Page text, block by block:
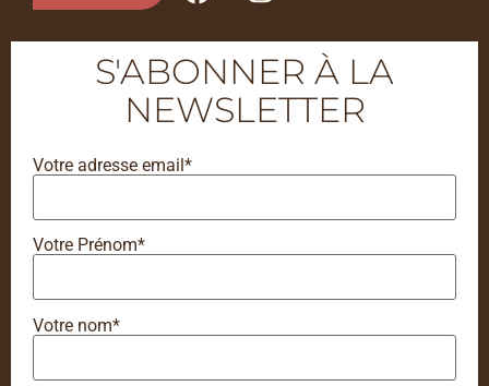
S'ABONNER À LA
NEWSLETTER
Votre adresse email*
Votre Prénom*
Votre nom*